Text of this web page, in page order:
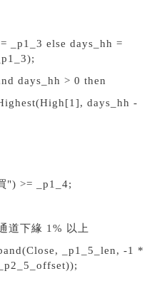
_p1_3 else days_hh =
days_hh > 0 then
days_hh -
") >= _p1_4;
道下緣 1% 以上
_p1_5_len, -1 *